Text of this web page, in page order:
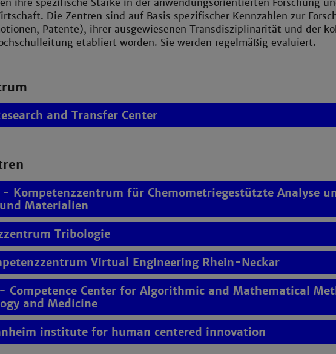
ihre spezifische Stärke in der anwendungsorientierten Forschung
Die Zentren sind auf Basis spezifischer Kennzahlen zur
Patente), ihrer ausgewiesenen Transdisziplinarität und der
etabliert worden. Sie werden regelmäßig evaluiert.
and Transfer Center
- Kompetenzzentrum für Chemometriegestützte Analyse
Materialien
Tribologie
Virtual Engineering Rhein-Neckar
- Competence Center for Algorithmic and Mathematical
and Medicine
institute for human centered innovation